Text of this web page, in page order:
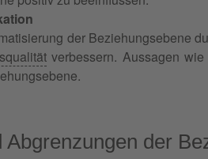
der Beziehungsebene
verbessern. Aussagen
Abgrenzungen der